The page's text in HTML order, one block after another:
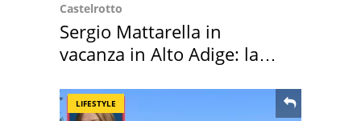
Castelrotto
Sergio Mattarella in
vacanza in Alto Adige: la
LIFESTYLE